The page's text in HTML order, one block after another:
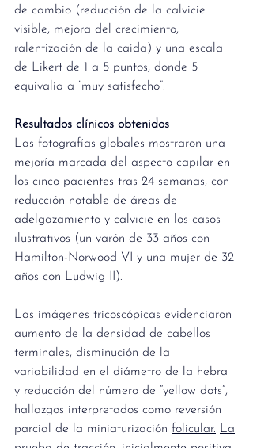
de cambio (reducción de la calvicie
visible, mejora del crecimiento,
ralentización de la caída) y una escala
de Likert de 1 a 5 puntos, donde 5
equivalía a “muy satisfecho”.
Resultados clínicos obtenidos
Las fotografías globales mostraron una
mejoría marcada del aspecto capilar en
los cinco pacientes tras 24 semanas, con
reducción notable de áreas de
adelgazamiento y calvicie en los casos
ilustrativos (un varón de 33 años con
Hamilton-Norwood VI y una mujer de 32
años con Ludwig II).
Las imágenes tricoscópicas evidenciaron
aumento de la densidad de cabellos
terminales, disminución de la
variabilidad en el diámetro de la hebra
y reducción del número de “yellow dots”,
hallazgos interpretados como reversión
parcial de la miniaturización folicular. La